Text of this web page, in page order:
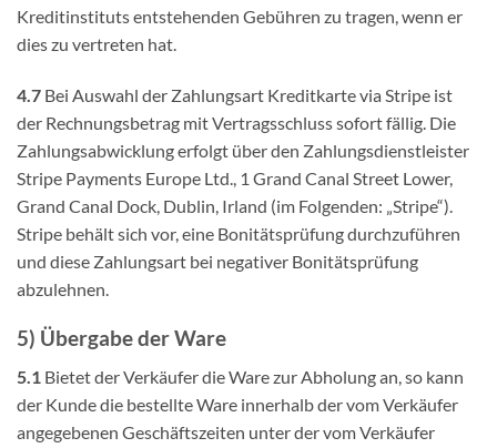
Kreditinstituts entstehenden Gebühren zu tragen, wenn er
dies zu vertreten hat.
4.7 Bei Auswahl der Zahlungsart Kreditkarte via Stripe ist
der Rechnungsbetrag mit Vertragsschluss sofort fällig. Die
Zahlungsabwicklung erfolgt über den Zahlungsdienstleister
Stripe Payments Europe Ltd., 1 Grand Canal Street Lower,
Grand Canal Dock, Dublin, Irland (im Folgenden: „Stripe“).
Stripe behält sich vor, eine Bonitätsprüfung durchzuführen
und diese Zahlungsart bei negativer Bonitätsprüfung
abzulehnen.
5) Übergabe der Ware
5.1 Bietet der Verkäufer die Ware zur Abholung an, so kann
der Kunde die bestellte Ware innerhalb der vom Verkäufer
angegebenen Geschäftszeiten unter der vom Verkäufer